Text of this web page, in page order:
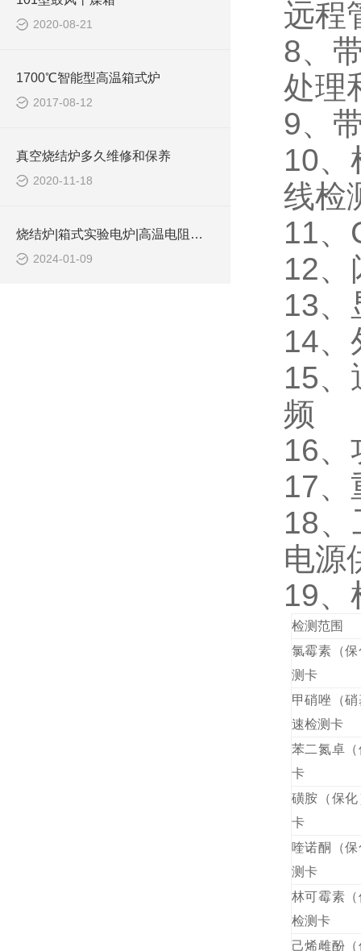
2020-08-21
1700℃智能型高温箱式炉
2017-08-12
真空烧结炉多久维修和保养
2020-11-18
烧结炉|箱式实验电炉|高温电阻炉 高温设备
2024-01-09
远程
8、
处理
9、
10、
线检
11、
12、
13、
14、
15、
频
16、
17、
18、
电源
19、
检测范围
氯霉素（
测卡
甲硝唑（
速检测卡
苯二氮卓
卡
磺胺（保
卡
喹诺酮（
测卡
林可霉素
检测卡
己烯雌酚